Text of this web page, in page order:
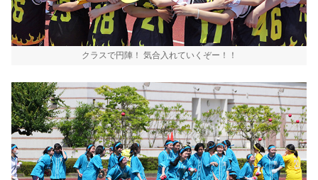
クラスで円陣！ 気合入れていくぞー！！